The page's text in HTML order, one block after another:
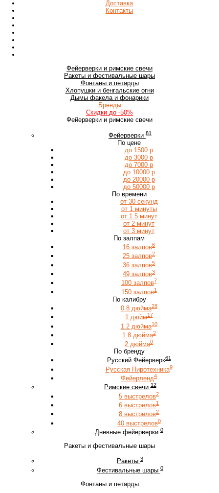
Доставка
Контакты
Фейерверки и римские свечи
Ракеты и фестивальные шары
Фонтаны и петарды
Хлопушки и бенгальские огни
Дымы факела и фонарики
Бренды
Скидки до -50%
Фейерверки и римские свечи
Фейерверки 81
По цене
до 1500 р
до 3000 р
до 7000 р
до 10000 р
до 20000 р
до 50000 р
По времени
от 30 секунд
от 1 минуты
от 1.5 минут
от 2 минут
от 3 минут
По залпам
16 залпов6
25 залпов2
36 залпов5
49 залпов3
100 залпов7
150 залпов1
По калибру
0.8 дюйма28
1 дюйм17
1.2 дюйма10
1.8 дюйма2
2 дюйма0
По бренду
Русский Фейерверк61
Русская Пиротехника9
Фейерленд4
Римские свечи 12
5 выстрелов2
6 выстрелов1
8 выстрелов2
40 выстрелов0
Дневные фейерверки 0
Ракеты и фестивальные шары
Ракеты 3
Фестивальные шары 0
Фонтаны и петарды